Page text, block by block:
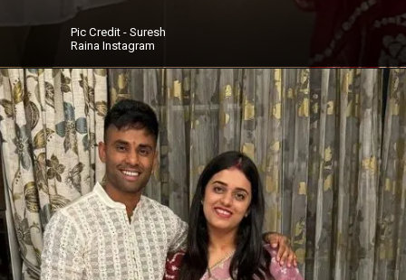
Pic Credit - Suresh
Raina Instagram